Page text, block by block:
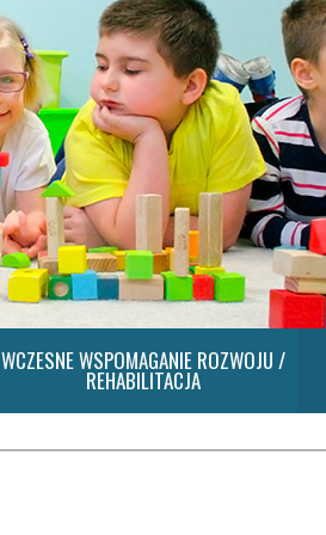
WCZESNE WSPOMAGANIE ROZWOJU /
REHABILITACJA